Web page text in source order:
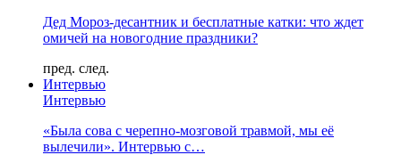
Дед Мороз-десантник и бесплатные катки: что ждет
омичей на новогодние праздники?
пред. след.
Интервью
Интервью
«Была сова с черепно-мозговой травмой, мы её
вылечили». Интервью с…